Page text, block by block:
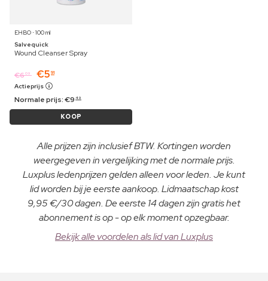
EHBO ⋅ 100 ml
Salvequick
Wound Cleanser Spray
€609 €5 91
Actieprijs
Normale prijs:€9 49
KOOP
Alle prijzen zijn inclusief BTW. Kortingen worden
weergegeven in vergelijking met de normale prijs.
Luxplus ledenprijzen gelden alleen voor leden. Je kunt
lid worden bij je eerste aankoop. Lidmaatschap kost
9,95 €/30 dagen. De eerste 14 dagen zijn gratis het
abonnement is op - op elk moment opzegbaar.
Bekijk alle voordelen als lid van Luxplus